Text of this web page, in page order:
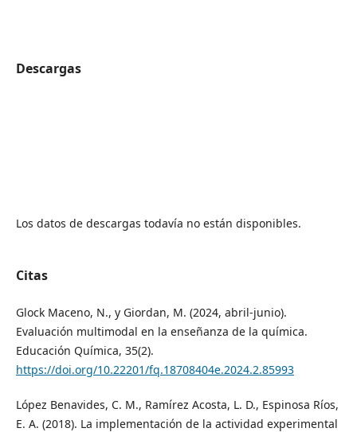
Descargas
Los datos de descargas todavía no están disponibles.
Citas
Glock Maceno, N., y Giordan, M. (2024, abril-junio).
Evaluación multimodal en la enseñanza de la química.
Educación Química, 35(2).
https://doi.org/10.22201/fq.18708404e.2024.2.85993
López Benavides, C. M., Ramírez Acosta, L. D., Espinosa Ríos,
E. A. (2018). La implementación de la actividad experimental